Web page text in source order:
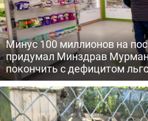
Минус 100 миллионов на
придумал Минздрав
покончить с дефицитом